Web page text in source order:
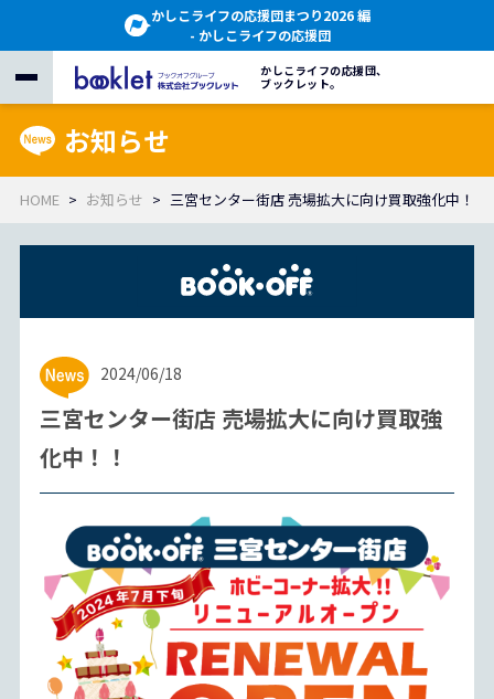
かしこライフの応援団まつり2026 編
- かしこライフの応援団
かしこライフの応援団、
ブックレット。
お知らせ
HOME お知らせ 三宮センター街店 売場拡大に向け買取強化中！！
2024/06/18
三宮センター街店 売場拡大に向け買取強
化中！！